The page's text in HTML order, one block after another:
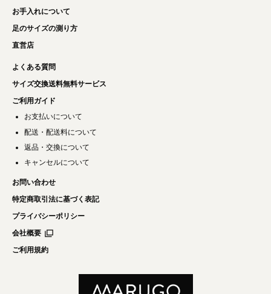
お手入れについて
足のサイズの測り方
直営店
よくある質問
サイズ交換送料無料サービス
ご利用ガイド
お支払いについて
配送・配送料について
返品・交換について
キャンセルについて
お問い合わせ
特定商取引法に基づく表記
プライバシーポリシー
会社概要
ご利用規約